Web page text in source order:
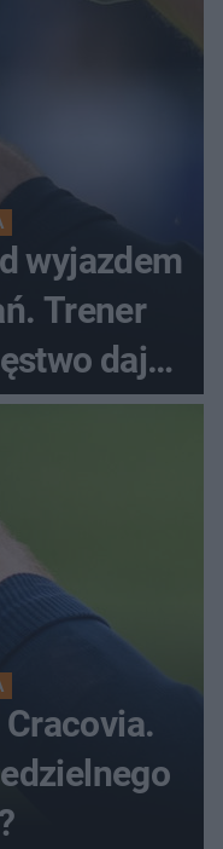
wyjazdem
Trener
daje
Cracovia.